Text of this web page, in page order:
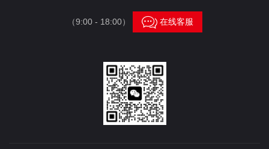
（9:00 - 18:00） 在线客服